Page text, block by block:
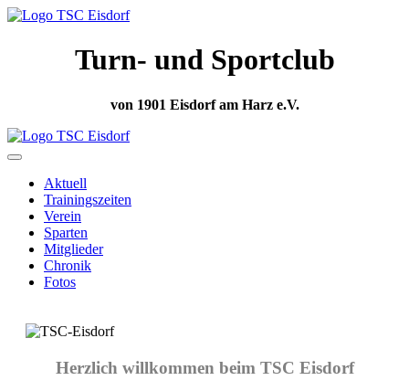
Turn- und Sportclub
von 1901 Eisdorf am Harz e.V.
Aktuell
Trainingszeiten
Verein
Sparten
Mitglieder
Chronik
Fotos
Herzlich willkommen beim TSC Eisdorf